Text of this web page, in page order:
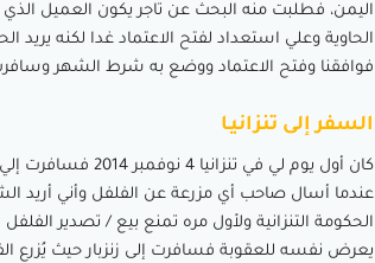
اليمن، فطلبت منه البحث عن تاجر يكون العميل الذي
فوافقنا وفتح الاعتماد ووضع به شرط الشهر
السفر إلى تنزانيـا
كان أول يوم لي في
عندما أسال صاحب أي مزرعة عن الفلفل وأني أريد
يعرض نفسه للعقوبة فسافرت إلى زنزبار حيث يُزرع